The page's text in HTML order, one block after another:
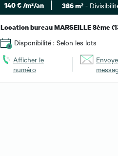
140 € /m²/an 386 m²-
Location bureau MARSEILLE 8ème
Disponibilité : Selon les lots
Afficher le
numéro